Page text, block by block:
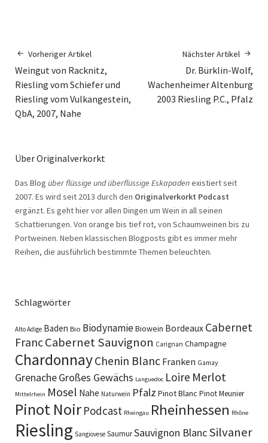
Vorheriger Artikel
Weingut von Racknitz,
Riesling vom Schiefer und
Riesling vom Vulkangestein,
QbA, 2007, Nahe
Nächster Artikel
Dr. Bürklin-Wolf,
Wachenheimer Altenburg
2003 Riesling P.C., Pfalz
Über Originalverkorkt
Das Blog über flüssige und überflüssige Eskapadenexistiert seit
2007. Es wird seit 2013 durch den Originalverkorkt Podcast
ergänzt. Es geht hier vor allen Dingen um Wein in all seinen
Schattierungen. Von orange bis tief rot, von Schaumweinen bis zu
Portweinen. Neben klassischen Blogposts gibt es immer mehr
Reihen, die ausführlich bestimmte Themen beleuchten.
Schlagwörter
Alto Adige Baden Bio BiodynamieBiowein Bordeaux Cabernet
FrancCabernet Sauvignon Carignan Champagne
ChardonnayChenin Blanc Franken Gamay
GrenacheGroßes Gewächs Languedoc Loire Merlot
Mittelrhein Mosel Nahe Naturwein Pfalz Pinot Blanc Pinot Meunier
Pinot Noir Podcast Rheingau Rheinhessen Rhône
Riesling Sangiovese SaumurSauvignon BlancSilvaner